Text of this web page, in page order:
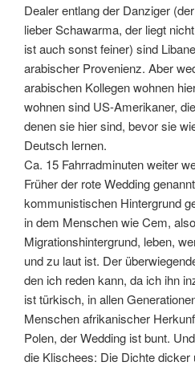
Dealer entlang der Danziger
lieber Schawarma, der liegt
ist auch sonst feiner) sind
arabischer Provenienz. Aber
arabischen Kollegen wohnen
wohnen sind US-Amerikaner,
denen sie hier sind, bevor sie
Deutsch lernen.
Ca. 15 Fahrradminuten weiter
Früher der rote Wedding
kommunistischen Hintergrund
in dem Menschen wie Cem,
Migrationshintergrund, leben,
und zu laut ist. Der
den ich reden kann, da ich ihn
ist türkisch, in allen
Menschen afrikanischer
Polen, der Wedding ist bunt.
die Klischees: Die Dichte dicker